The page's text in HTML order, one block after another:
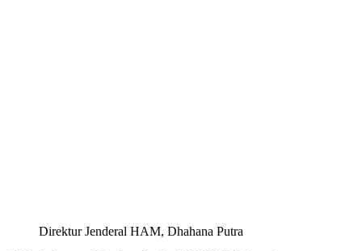
Direktur Jenderal HAM, Dhahana Putra